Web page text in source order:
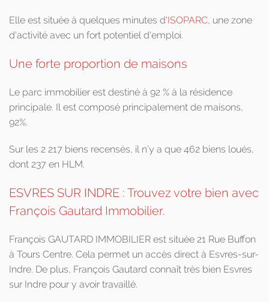
Elle est située à quelques minutes d'ISOPARC, une zone
d'activité avec un fort potentiel d'emploi.
Une forte proportion de maisons
Le parc immobilier est destiné à 92 % à la résidence
principale. Il est composé principalement de maisons,
92%.
Sur les 2 217 biens recensés, il n’y a que 462 biens loués,
dont 237 en HLM.
ESVRES SUR INDRE : Trouvez votre bien avec
François Gautard Immobilier.
François GAUTARD IMMOBILIER est située 21 Rue Buffon
à Tours Centre. Cela permet un accès direct à Esvres-sur-
Indre. De plus, François Gautard connaît très bien Esvres
sur Indre pour y avoir travaillé.